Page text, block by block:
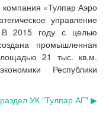
«Тулпар Аэро
управление
В 2015 году с целью
промышленная
21 тыс. кв.м.
Республики
УК "Тулпар АГ" ▶